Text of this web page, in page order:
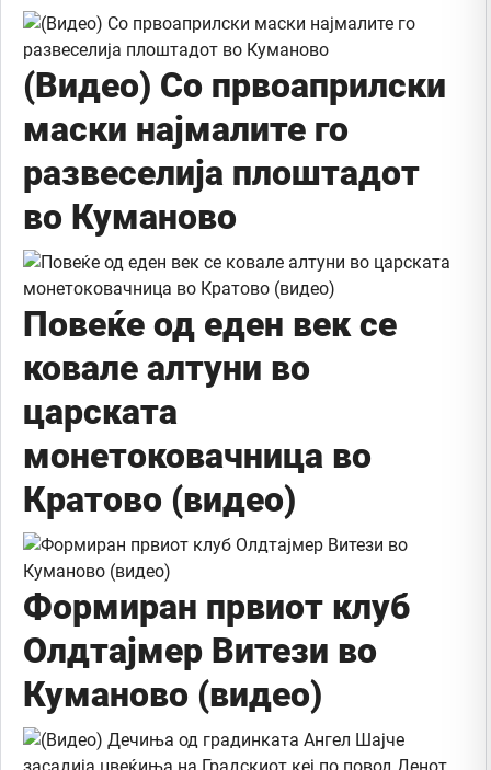
(Видео) Со првоаприлски
маски најмалите го
развеселија плоштадот
во Куманово
Повеќе од еден век се
ковале алтуни во
царската
монетоковачница во
Кратово (видео)
Формиран првиот клуб
Олдтајмер Витези во
Куманово (видео)